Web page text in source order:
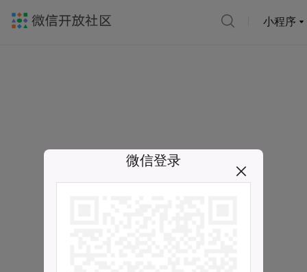
小程序
微信登录